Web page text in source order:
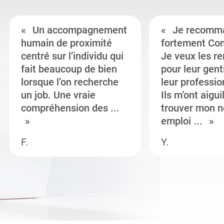
Un accompagnement
humain de proximité
centré sur l’individu qui
fait beaucoup de bien
lorsque l’on recherche
un job. Une vraie
compréhension des ...
F.
Je
fortement
Je veux les
pour leur
leur
Ils m’ont
trouver mon
emploi ...
Y.